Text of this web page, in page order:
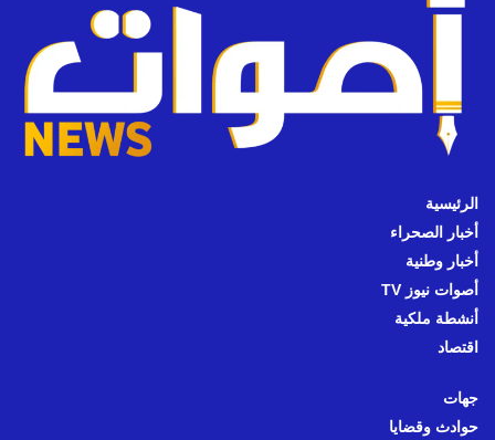
الرئيسية
أخبار الصحراء
أخبار وطنية
أصوات نيوز TV
أنشطة ملكية
اقتصاد
جهات
حوادث وقضايا